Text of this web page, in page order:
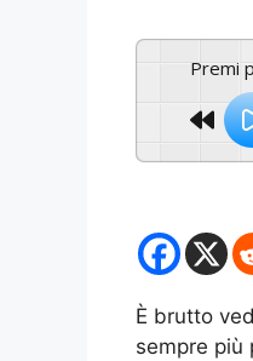
È brutto
sempre più